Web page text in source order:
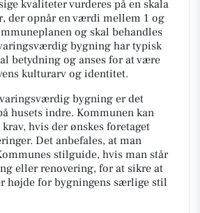
kvaliteter vurderes på en skala
der opnår en værdi mellem 1 og
og skal behandles
bygning har typisk
betydning og anses for at være
kulturarv og identitet.
bygning er det
husets indre. Kommunen kan
hvis der ønskes foretaget
Det anbefales, at man
stilguide, hvis man står
eller renovering, for at sikre at
højde for bygningens særlige stil